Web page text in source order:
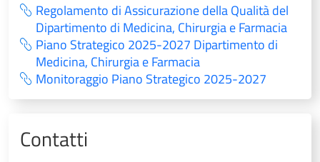
Regolamento di Assicurazione della Qualità del
Dipartimento di Medicina, Chirurgia e Farmacia
Piano Strategico 2025-2027 Dipartimento di
Medicina, Chirurgia e Farmacia
Monitoraggio Piano Strategico 2025-2027
Contatti